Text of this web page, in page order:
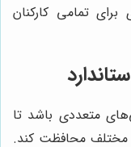
تمامی کارکنان
متعددی باشد تا
مختلف محافظت کند.